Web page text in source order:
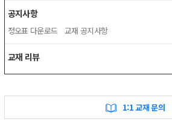
공지사항
정오표 다운로드 교재 공지사항
교재 리뷰
1:1 교재 문의